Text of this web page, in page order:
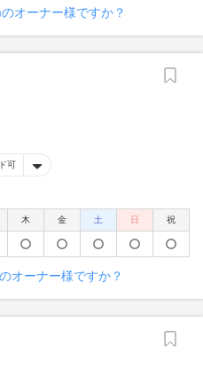
オーナー様ですか？
可
木 金 土 日 祝
オーナー様ですか？